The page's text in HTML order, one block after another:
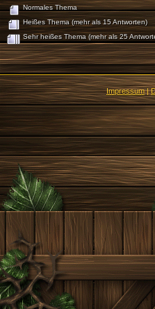
Normales Thema
Heißes Thema (mehr als 15 Antworten)
Sehr heißes Thema (mehr als 25
Impressum|